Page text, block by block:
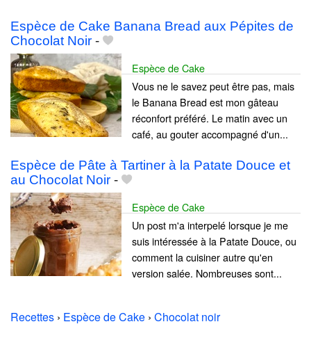
Espèce de Cake Banana Bread aux Pépites de
Chocolat Noir -
Espèce de Cake
Vous ne le savez peut être pas, mais
le Banana Bread est mon gâteau
réconfort préféré. Le matin avec un
café, au gouter accompagné d'un...
Espèce de Pâte à Tartiner à la Patate Douce et
au Chocolat Noir -
Espèce de Cake
Un post m'a interpelé lorsque je me
suis intéressée à la Patate Douce, ou
comment la cuisiner autre qu'en
version salée. Nombreuses sont...
Recettes › Espèce de Cake › Chocolat noir